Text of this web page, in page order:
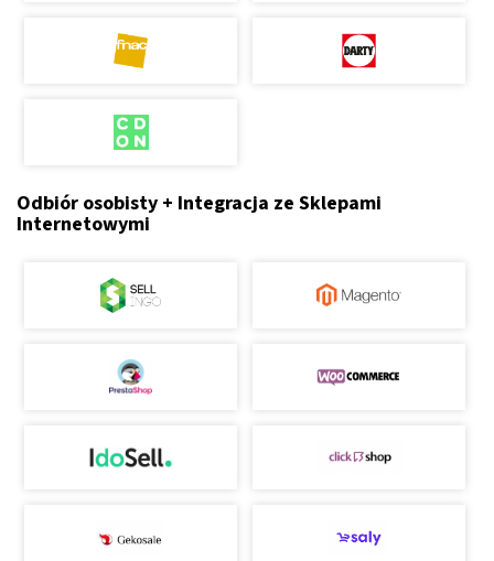
Odbiór osobisty + Integracja ze Sklepami
Internetowymi